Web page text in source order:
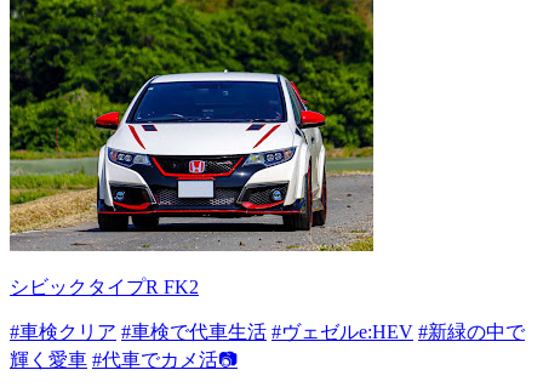
シビックタイプR FK2
#車検クリア #車検で代車生活 #ヴェゼルe:HEV #新緑の中で
輝く愛車 #代車でカメ活📷